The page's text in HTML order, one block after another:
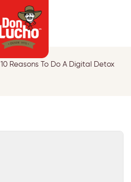
10 Reasons To Do A Digital Detox